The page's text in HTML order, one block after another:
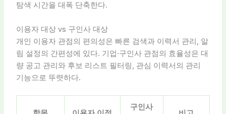
탐색 시간을 대폭 단축한다.
이용자 대상 vs 구인사 대상
개인 이용자 관점의 편의성은 빠른 검색과 이력서 관리, 알
림 설정의 간편성에 있다. 기업·구인사 관점의 효율성은 대
량 공고 관리와 후보 리스트 필터링, 관심 이력서의 관리
기능으로 뚜렷하다.
구인사